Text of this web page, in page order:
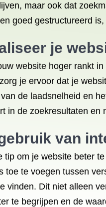
maar ook dat
goed gestructureerd
je
website hoger rankt
je ervoor dat je
de laadsnelheid en
in de zoekresultaten en
van
tip om je website beter
toe te voegen tussen
vinden. Dit niet alleen
te begrijpen en de